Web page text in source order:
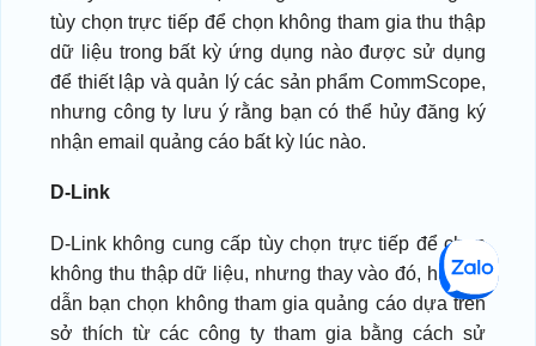
tùy chọn trực tiếp để chọn không tham gia thu thập
dữ liệu trong bất kỳ ứng dụng nào được sử dụng
để thiết lập và quản lý các sản phẩm CommScope,
nhưng công ty lưu ý rằng bạn có thể hủy đăng ký
nhận email quảng cáo bất kỳ lúc nào.
D-Link
D-Link không cung cấp tùy chọn trực tiếp để chọn
không thu thập dữ liệu, nhưng thay vào đó, hướng
dẫn bạn chọn không tham gia quảng cáo dựa trên
sở thích từ các công ty tham gia bằng cách sử